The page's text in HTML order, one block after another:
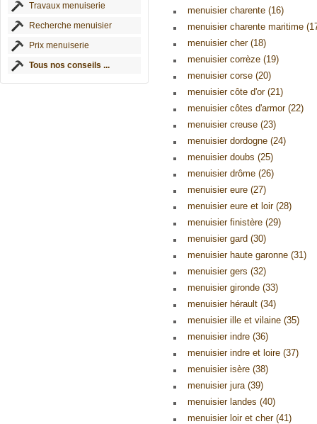
Travaux menuiserie
Recherche menuisier
Prix menuiserie
Tous nos conseils ...
menuisier charente (16)
menuisier charente maritime
menuisier cher (18)
menuisier corrèze (19)
menuisier corse (20)
menuisier côte d'or (21)
menuisier côtes d'armor (22)
menuisier creuse (23)
menuisier dordogne (24)
menuisier doubs (25)
menuisier drôme (26)
menuisier eure (27)
menuisier eure et loir (28)
menuisier finistère (29)
menuisier gard (30)
menuisier haute garonne (31)
menuisier gers (32)
menuisier gironde (33)
menuisier hérault (34)
menuisier ille et vilaine (35)
menuisier indre (36)
menuisier indre et loire (37)
menuisier isère (38)
menuisier jura (39)
menuisier landes (40)
menuisier loir et cher (41)